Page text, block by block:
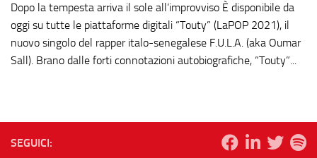
Dopo la tempesta arriva il sole all’improvviso È disponibile da
oggi su tutte le piattaforme digitali “Touty” (LaPOP 2021), il
nuovo singolo del rapper italo-senegalese F.U.L.A. (aka Oumar
Sall). Brano dalle forti connotazioni autobiografiche, “Touty”...
SEGUICI: